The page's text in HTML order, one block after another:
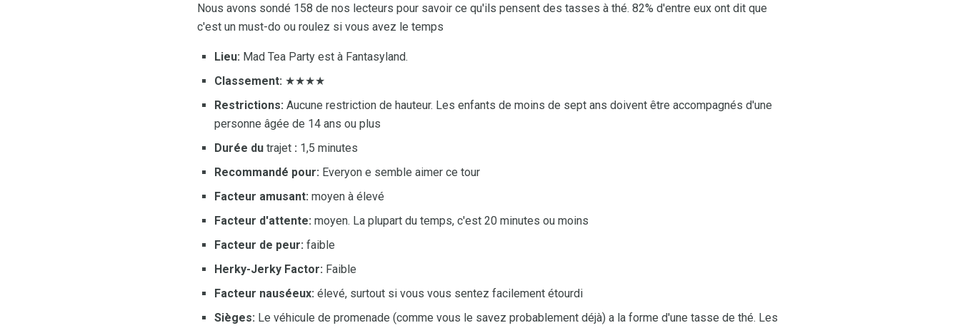
Nous avons sondé 158 de nos lecteurs pour savoir ce qu'ils pensent des tasses à thé. 82% d'entre eux ont dit que
c'est un must-do ou roulez si vous avez le temps
Lieu: Mad Tea Party est à Fantasyland.
Classement: ★★★★
Restrictions: Aucune restriction de hauteur. Les enfants de moins de sept ans doivent être accompagnés d'une
personne âgée de 14 ans ou plus
Durée du trajet : 1,5 minutes
Recommandé pour: Everyon e semble aimer ce tour
Facteur amusant: moyen à élevé
Facteur d'attente: moyen. La plupart du temps, c'est 20 minutes ou moins
Facteur de peur: faible
Herky-Jerky Factor: Faible
Facteur nauséeux: élevé, surtout si vous vous sentez facilement étourdi
Sièges: Le véhicule de promenade (comme vous le savez probablement déjà) a la forme d'une tasse de thé. Les